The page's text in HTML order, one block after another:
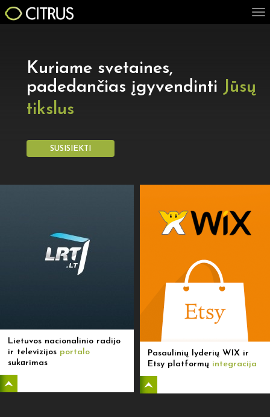
Pereiti į pagrindinį turinį
SUSISIEKTI
Kuriame svetaines,
padedančias įgyvendinti Jūsų
tikslus
Lietuvos nacionalinio radijo
ir televizijos portalo
sukūrimas
Pasaulinių lyderių WIX ir
Etsy platformų integracija